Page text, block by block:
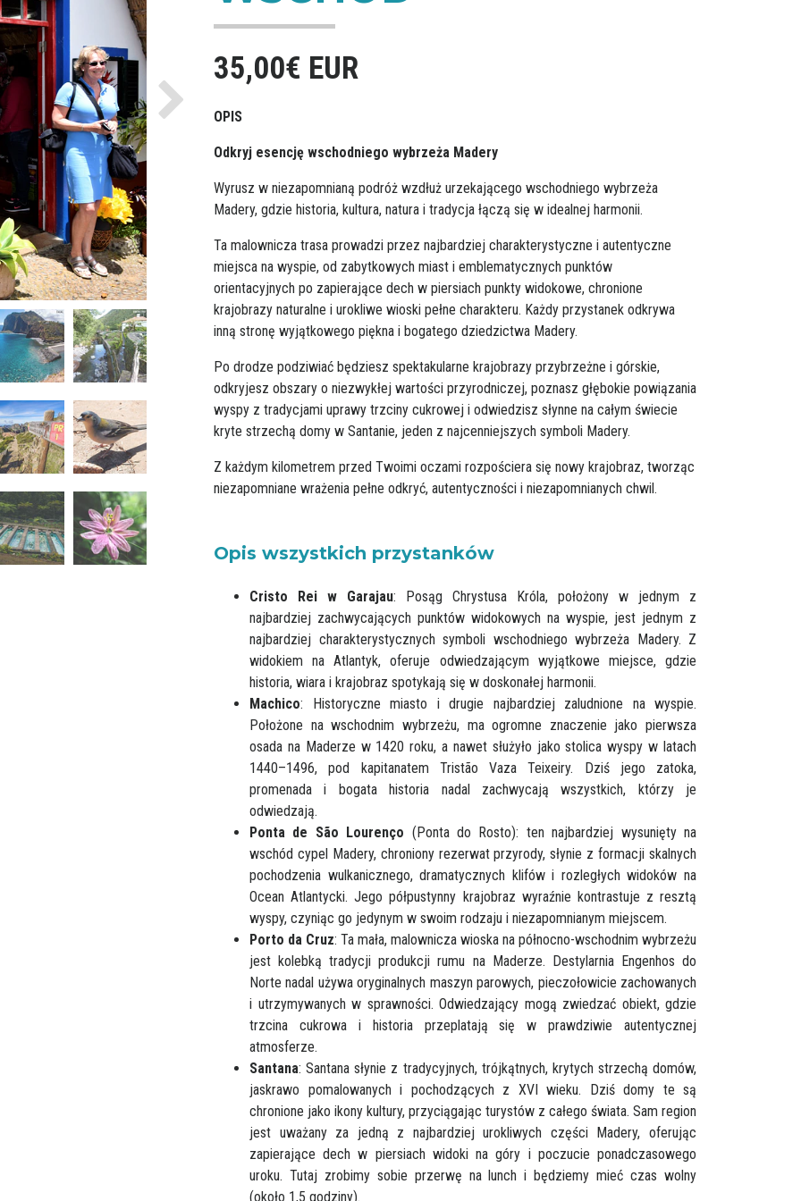
Next
35,00€ EUR
OPIS
Odkryj esencję wschodniego wybrzeża Madery
Wyrusz w niezapomnianą podróż wzdłuż urzekającego wschodniego wybrzeża
Madery, gdzie historia, kultura, natura i tradycja łączą się w idealnej harmonii.
Ta malownicza trasa prowadzi przez najbardziej charakterystyczne i autentyczne
miejsca na wyspie, od zabytkowych miast i emblematycznych punktów
orientacyjnych po zapierające dech w piersiach punkty widokowe, chronione
krajobrazy naturalne i urokliwe wioski pełne charakteru. Każdy przystanek odkrywa
inną stronę wyjątkowego piękna i bogatego dziedzictwa Madery.
Po drodze podziwiać będziesz spektakularne krajobrazy przybrzeżne i górskie,
odkryjesz obszary o niezwykłej wartości przyrodniczej, poznasz głębokie powiązania
wyspy z tradycjami uprawy trzciny cukrowej i odwiedzisz słynne na całym świecie
kryte strzechą domy w Santanie, jeden z najcenniejszych symboli Madery.
Z każdym kilometrem przed Twoimi oczami rozpościera się nowy krajobraz, tworząc
niezapomniane wrażenia pełne odkryć, autentyczności i niezapomnianych chwil.
Opis wszystkich przystanków
Cristo Rei w Garajau: Posąg Chrystusa Króla, położony w jednym z
najbardziej zachwycających punktów widokowych na wyspie, jest jednym z
najbardziej charakterystycznych symboli wschodniego wybrzeża Madery. Z
widokiem na Atlantyk, oferuje odwiedzającym wyjątkowe miejsce, gdzie
historia, wiara i krajobraz spotykają się w doskonałej harmonii.
Machico: Historyczne miasto i drugie najbardziej zaludnione na wyspie.
Położone na wschodnim wybrzeżu, ma ogromne znaczenie jako pierwsza
osada na Maderze w 1420 roku, a nawet służyło jako stolica wyspy w latach
1440–1496, pod kapitanatem Tristão Vaza Teixeiry. Dziś jego zatoka,
promenada i bogata historia nadal zachwycają wszystkich, którzy je
odwiedzają.
Ponta de São Lourenço (Ponta do Rosto): ten najbardziej wysunięty na
wschód cypel Madery, chroniony rezerwat przyrody, słynie z formacji skalnych
pochodzenia wulkanicznego, dramatycznych klifów i rozległych widoków na
Ocean Atlantycki. Jego półpustynny krajobraz wyraźnie kontrastuje z resztą
wyspy, czyniąc go jedynym w swoim rodzaju i niezapomnianym miejscem.
Porto da Cruz: Ta mała, malownicza wioska na północno-wschodnim wybrzeżu
jest kolebką tradycji produkcji rumu na Maderze. Destylarnia Engenhos do
Norte nadal używa oryginalnych maszyn parowych, pieczołowicie zachowanych
i utrzymywanych w sprawności. Odwiedzający mogą zwiedzać obiekt, gdzie
trzcina cukrowa i historia przeplatają się w prawdziwie autentycznej
atmosferze.
Santana: Santana słynie z tradycyjnych, trójkątnych, krytych strzechą domów,
jaskrawo pomalowanych i pochodzących z XVI wieku. Dziś domy te są
chronione jako ikony kultury, przyciągając turystów z całego świata. Sam region
jest uważany za jedną z najbardziej urokliwych części Madery, oferując
zapierające dech w piersiach widoki na góry i poczucie ponadczasowego
uroku. Tutaj zrobimy sobie przerwę na lunch i będziemy mieć czas wolny
(około 1,5 godziny).